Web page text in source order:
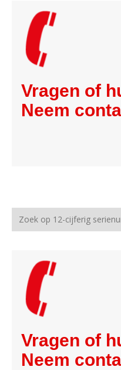
Vragen of
Neem
Vragen of
Neem